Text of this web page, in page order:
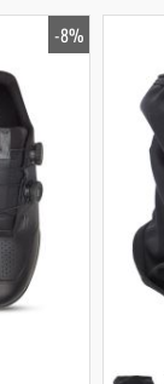
-8%